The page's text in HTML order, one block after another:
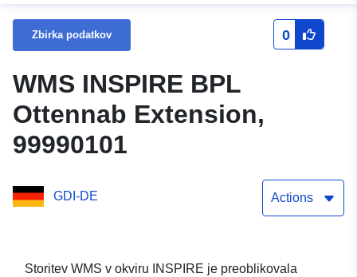
Zbirka podatkov 0
WMS INSPIRE BPL
Ottennab Extension,
99990101
GDI-DE Actions
Storitev WMS v okviru INSPIRE je preoblikovala